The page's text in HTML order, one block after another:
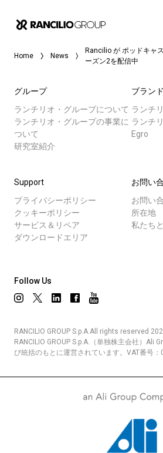
Home News
Rancilio が ポッドキャ
ーズン2を配信中
グループ
ランチリオ・グループについて
ランチリオ・グループの事業に
ついて
研究室紹介
ブランド
ランチ
ランチ
Egro
Support
プライバシーポリシー
クッキーポリシー
サービス＆リペア
ダウンロードエリア
お問い
お問い
所在地
私たち
Follow Us
RANCILIO GROUP S.p.A.All rights reserved
RANCILIO GROUP S.p.A.（単独株主会社）Ali
び統括のもとに運営されています。VAT番号